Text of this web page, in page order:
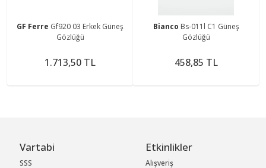
GF Ferre Gf920 03 Erkek Güneş
Gözlüğü
1.713,50 TL
Bianco Bs-011l C1 Güneş
Gözlüğü
458,85 TL
Vartabi
SSS
Etkinlikler
Alışveriş